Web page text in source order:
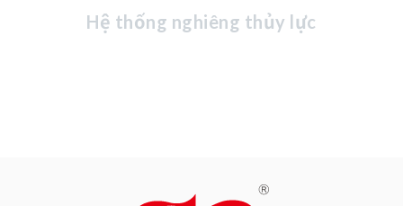
Hệ thống nghiêng thủy lực